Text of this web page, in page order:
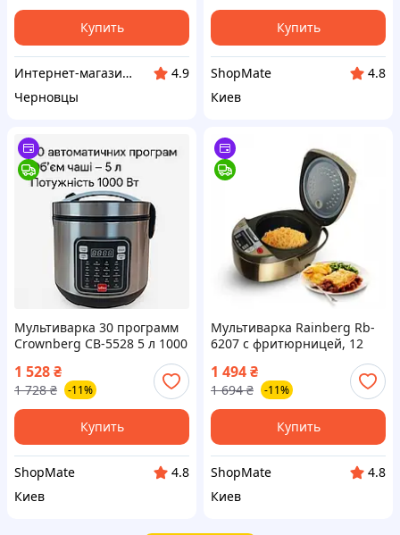
Купить
Интернет-магазин "Розпродаж"
4.9
Черновцы
Купить
ShopMate
4.8
Киев
Мультиварка 30 программ
Crownberg CB-5528 5 л 1000
Вт электронное управление
с дисплеем и функцией
скороварки
1 528₴
1 728 ₴ -11%
Купить
ShopMate
4.8
Киев
Мультиварка Rainberg Rb-
6207 с фритюрницей, 12
1 494₴
1 694 ₴ -11%
Купить
ShopMate
4.8
Киев